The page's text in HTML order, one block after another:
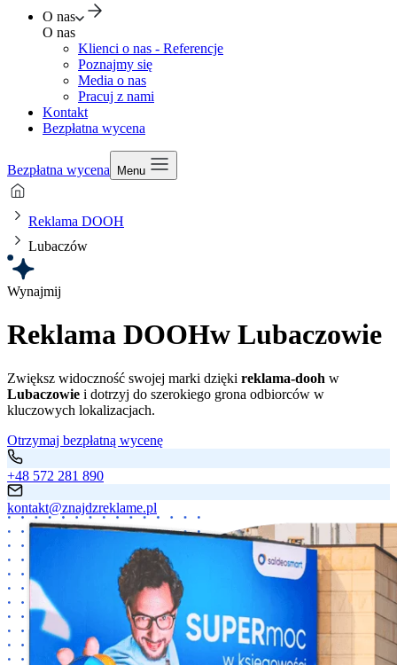
O nas
O nas
Klienci o nas - Referencje
Poznajmy się
Media o nas
Pracuj z nami
Kontakt
Bezpłatna wycena
Bezpłatna wycena Menu
Reklama DOOH
Lubaczów
Wynajmij
Reklama DOOHw Lubaczowie
Zwiększ widoczność swojej marki dzięki reklama-dooh w
Lubaczowie i dotrzyj do szerokiego grona odbiorców w
kluczowych lokalizacjach.
Otrzymaj bezpłatną wycenę
+48 572 281 890
kontakt@znajdzreklame.pl